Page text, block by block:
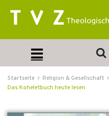
Startseite Religion & Gesellschaft
Das Koheletbuch heute lesen